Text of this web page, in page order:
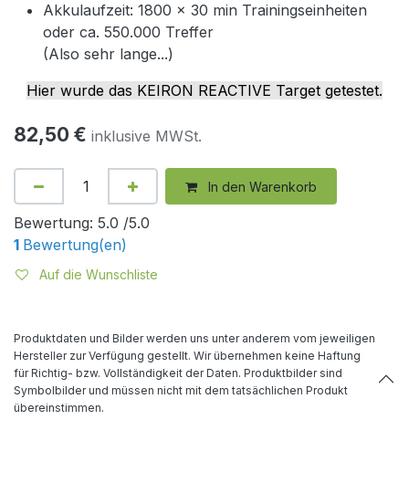
Akkulaufzeit: 1800 x 30 min Trainingseinheiten
oder ca. 550.000 Treffer
(Also sehr lange...)
Hier wurde das KEIRON REACTIVE Target getestet.
82,50 € inklusive MWSt.
In den Warenkorb
Bewertung: 5.0 /5.0
1 Bewertung(en)
Auf die Wunschliste
Produktdaten und Bilder werden uns unter anderem vom jeweiligen
Hersteller zur Verfügung gestellt. Wir übernehmen keine Haftung
für Richtig- bzw. Vollständigkeit der Daten. Produktbilder sind
Symbolbilder und müssen nicht mit dem tatsächlichen Produkt
übereinstimmen.